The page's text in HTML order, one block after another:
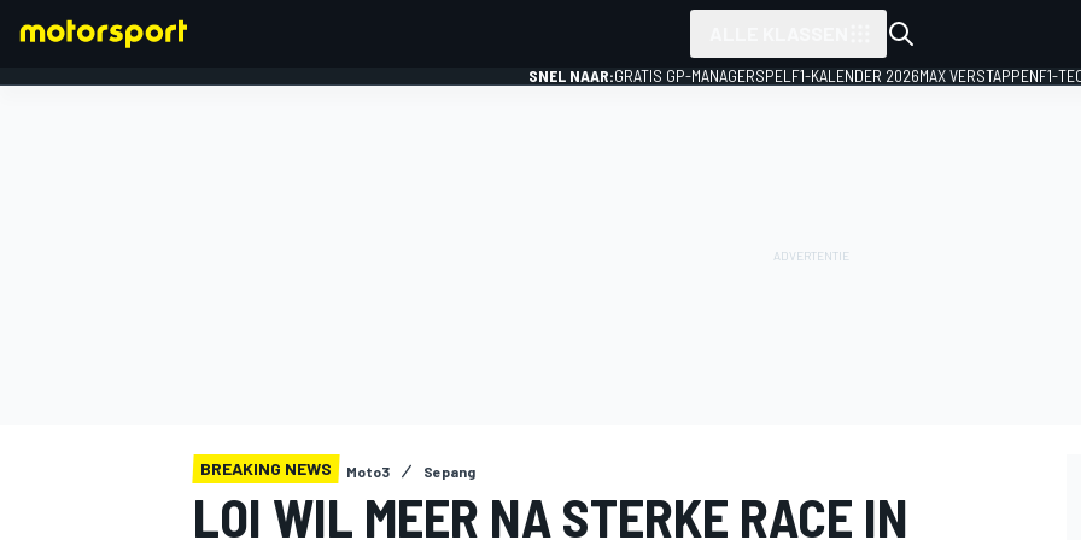
SNEL NAAR:GRATIS GP-MANAGERSPEL F1-KALENDER 2026MAX VERSTAPPENF1-
BREAKING NEWS Moto3 Sepang
LOI WIL MEER NA STERKE RACE IN